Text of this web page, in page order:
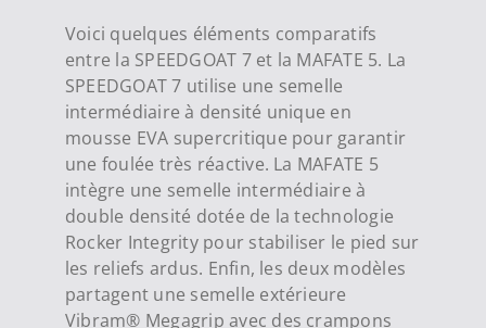
Voici quelques éléments comparatifs
entre la SPEEDGOAT 7 et la MAFATE 5. La
SPEEDGOAT 7 utilise une semelle
intermédiaire à densité unique en
mousse EVA supercritique pour garantir
une foulée très réactive. La MAFATE 5
intègre une semelle intermédiaire à
double densité dotée de la technologie
Rocker Integrity pour stabiliser le pied sur
les reliefs ardus. Enfin, les deux modèles
partagent une semelle extérieure
Vibram® Megagrip avec des crampons